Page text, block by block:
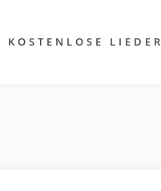
KOSTENLOSE LIEDER